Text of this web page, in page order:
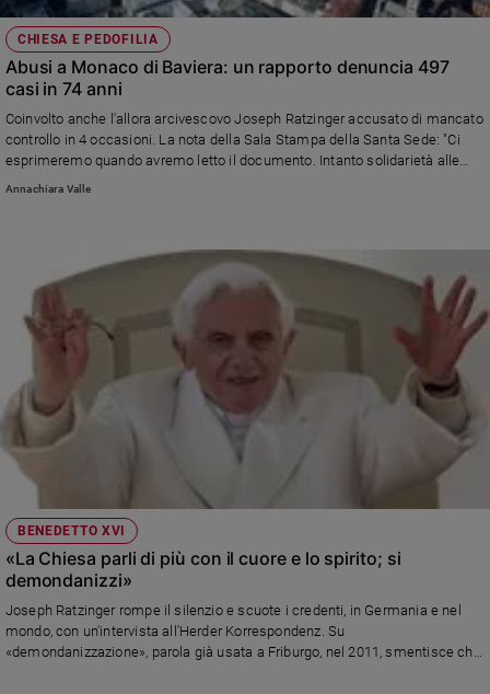
CHIESA E PEDOFILIA
Abusi a Monaco di Baviera: un rapporto denuncia 497
casi in 74 anni
Coinvolto anche l'allora arcivescovo Joseph Ratzinger accusato di mancato
controllo in 4 occasioni. La nota della Sala Stampa della Santa Sede: "Ci
esprimeremo quando avremo letto il documento. Intanto solidarietà alle
vittime"
Annachiara Valle
BENEDETTO XVI
«La Chiesa parli di più con il cuore e lo spirito; si
demondanizzi»
Joseph Ratzinger rompe il silenzio e scuote i credenti, in Germania e nel
mondo, con un'intervista all'Herder Korrespondenz. Su
«demondanizzazione», parola già usata a Friburgo, nel 2011, smentisce chi